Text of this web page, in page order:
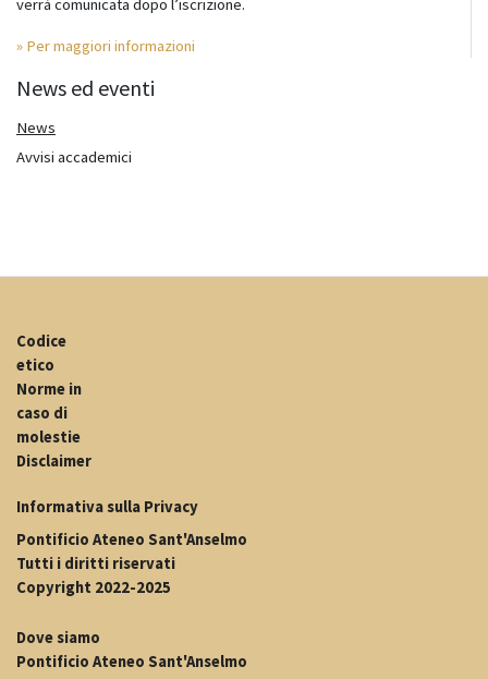
verrà comunicata dopo l’iscrizione.
» Per maggiori informazioni
News ed eventi
News
Avvisi accademici
Codice
etico
Norme in
caso di
molestie
Disclaimer
Informativa sulla Privacy
Pontificio Ateneo Sant'Anselmo
Tutti i diritti riservati
Copyright 2022-2025
Dove siamo
Pontificio Ateneo Sant'Anselmo